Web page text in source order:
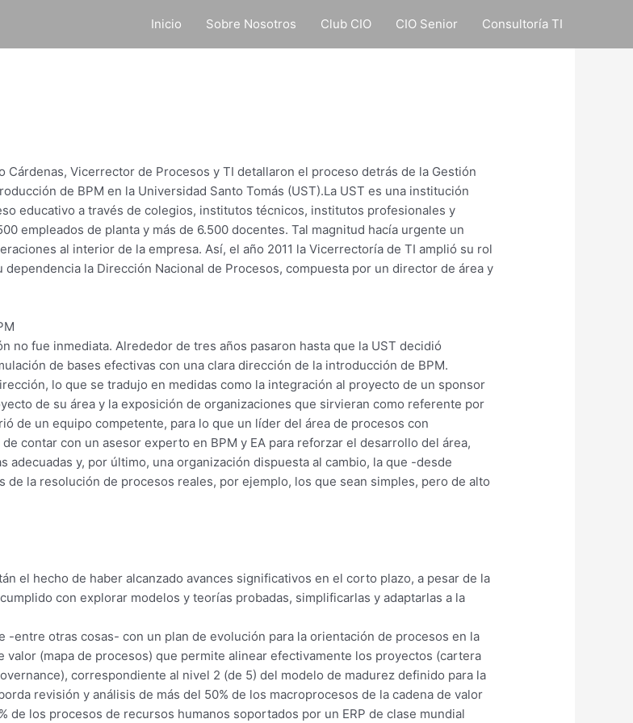
Inicio Sobre Nosotros Club CIO CIO Senior Consultoría TI
Cárdenas, Vicerrector de Procesos y TI detallaron el proceso detrás de la Gestión
de BPM en la Universidad Santo Tomás (UST).La UST es una institución
educativo a través de colegios, institutos técnicos, institutos profesionales y
empleados de planta y más de 6.500 docentes. Tal magnitud hacía urgente un
al interior de la empresa. Así, el año 2011 la Vicerrectoría de TI amplió su rol
la Dirección Nacional de Procesos, compuesta por un director de área y
no fue inmediata. Alrededor de tres años pasaron hasta que la UST decidió
de bases efectivas con una clara dirección de la introducción de BPM.
lo que se tradujo en medidas como la integración al proyecto de un sponsor
de su área y la exposición de organizaciones que sirvieran como referente por
de un equipo competente, para lo que un líder del área de procesos con
contar con un asesor experto en BPM y EA para reforzar el desarrollo del área,
y, por último, una organización dispuesta al cambio, la que -desde
la resolución de procesos reales, por ejemplo, los que sean simples, pero de alto
el hecho de haber alcanzado avances significativos en el corto plazo, a pesar de la
con explorar modelos y teorías probadas, simplificarlas y adaptarlas a la
-entre otras cosas- con un plan de evolución para la orientación de procesos en la
valor (mapa de procesos) que permite alinear efectivamente los proyectos (cartera
correspondiente al nivel 2 (de 5) del modelo de madurez definido para la
revisión y análisis de más del 50% de los macroprocesos de la cadena de valor
de los procesos de recursos humanos soportados por un ERP de clase mundial